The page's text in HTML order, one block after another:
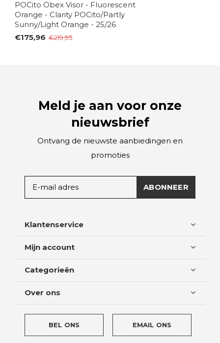
POCito Obex Visor - Fluorescent
Orange - Clarity POCito/Partly
Sunny/Light Orange - 25/26
€175,96 €219,95
Meld je aan voor onze
nieuwsbrief
Ontvang de nieuwste aanbiedingen en
promoties
ABONNEER
Klantenservice
Mijn account
Categorieën
Over ons
BEL ONS EMAIL ONS